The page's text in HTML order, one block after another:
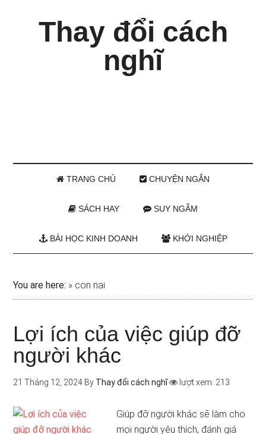
Thay đổi cách
nghĩ
TRANG CHỦ CHUYỆN NGẮN
SÁCH HAY SUY NGẪM
BÀI HỌC KINH DOANH KHỞI NGHIỆP
You are here: » con nai
Lợi ích của việc giúp đỡ
người khác
21 Tháng 12, 2024 By Thay đổi cách nghĩ lượt xem: 213
Giúp đỡ người khác sẽ làm cho
mọi người yêu thích, đánh giá